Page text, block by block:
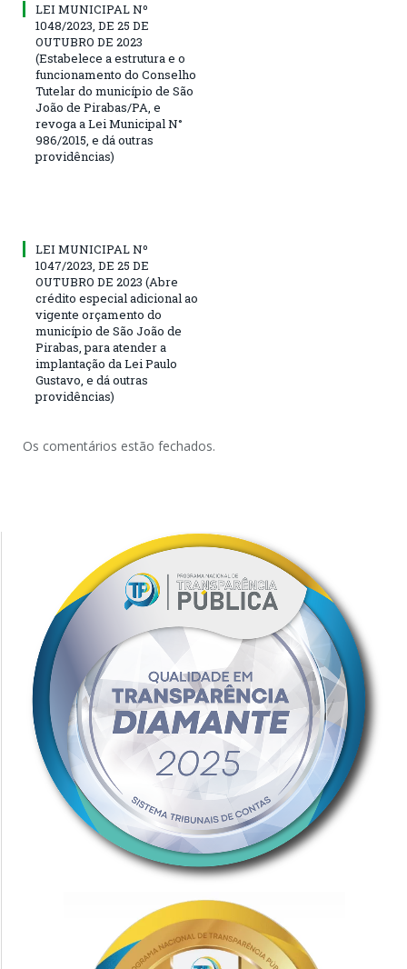
LEI MUNICIPAL Nº
1048/2023, DE 25 DE
OUTUBRO DE 2023
(Estabelece a estrutura e o
funcionamento do Conselho
Tutelar do município de São
João de Pirabas/PA, e
revoga a Lei Municipal N°
986/2015, e dá outras
providências)
LEI MUNICIPAL Nº
1047/2023, DE 25 DE
OUTUBRO DE 2023 (Abre
crédito especial adicional ao
vigente orçamento do
município de São João de
Pirabas, para atender a
implantação da Lei Paulo
Gustavo, e dá outras
providências)
Os comentários estão fechados.